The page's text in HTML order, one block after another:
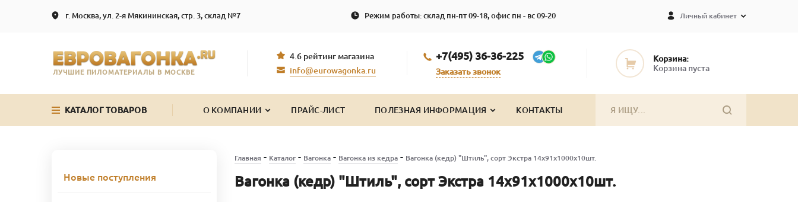
г. Москва, ул. 2-я Мякининская, стр. 3, склад №7 Режим работы: склад пн-пт 09-18, офис пн - вс 09-20 Личный кабинет
ЛУЧШИЕ ПИЛОМАТЕРИАЛЫ В МОСКВЕ
4.6 рейтинг магазина
info@eurowagonka.ru
+7(495) 36-36-225
Заказать звонок
Корзина:
Корзина пуста
КАТАЛОГ ТОВАРОВ О КОМПАНИИ ПРАЙС-ЛИСТ ПОЛЕЗНАЯ ИНФОРМАЦИЯ КОНТАКТЫ
Главная - Каталог- Вагонка- Вагонка из кедра- Вагонка (кедр) "Штиль", сорт Экстра 14х91х1000х10шт.
Вагонка (кедр) "Штиль", сорт Экстра 14х91х1000х10шт.
Новые поступления